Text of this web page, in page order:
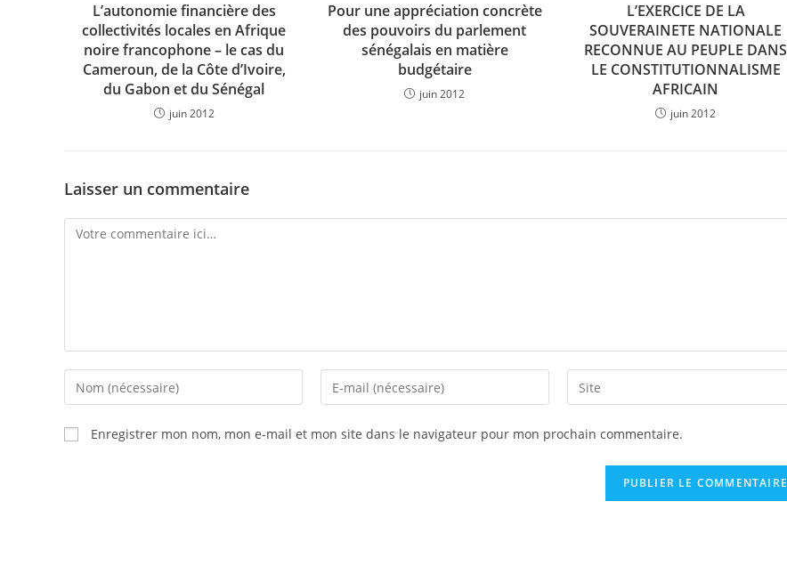
L’autonomie financière des
collectivités locales en Afrique
noire francophone – le cas du
Cameroun, de la Côte d’Ivoire,
du Gabon et du Sénégal
juin 2012
Pour une appréciation concrète
des pouvoirs du parlement
sénégalais en matière
budgétaire
juin 2012
L’EXERCICE DE LA
SOUVERAINETE NATIONALE
RECONNUE AU PEUPLE DANS
LE CONSTITUTIONNALISME
AFRICAIN
juin 2012
Laisser un commentaire
Enregistrer mon nom, mon e-mail et mon site dans le navigateur pour mon prochain commentaire.